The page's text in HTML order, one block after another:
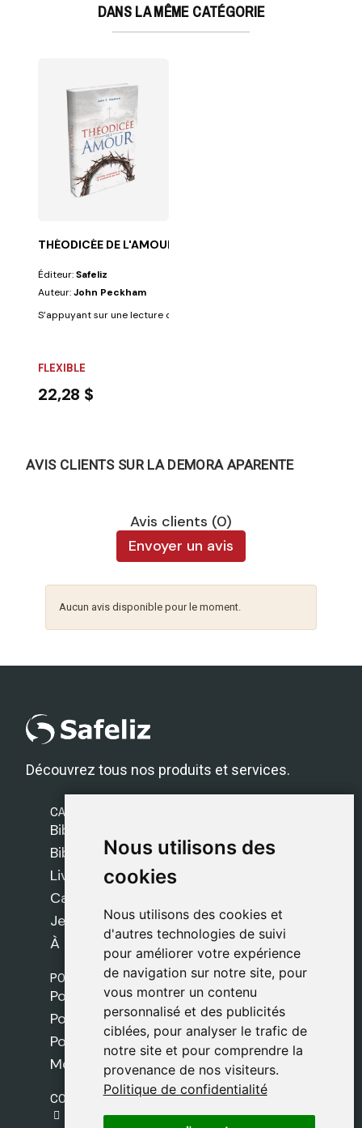
Nous utilisons des
cookies
Nous utilisons des cookies et
d'autres technologies de suivi
pour améliorer votre expérience
de navigation sur notre site, pour
vous montrer un contenu
personnalisé et des publicités
ciblées, pour analyser le trafic de
notre site et pour comprendre la
provenance de nos visiteurs.
Politique de confidentialité
Nous utilisons des
cookies
Nous utilisons des cookies et
d'autres technologies de suivi
pour améliorer votre expérience
de navigation sur notre site, pour
vous montrer un contenu
personnalisé et des publicités
ciblées, pour analyser le trafic de
notre site et pour comprendre la
provenance de nos visiteurs.
Politique de confidentialité
DANS LA MÊME CATÉGORIE
THÉODICÉE DE L'AMOUR
Éditeur:Safeliz
Auteur:John Peckham
S’appuyant sur une lecture canonique rigoureuse des Écritures, cet
FLEXIBLE
22,28 $
AVIS CLIENTS SUR LA DEMORA APARENTE
Avis clients (0)
Envoyer un avis
Aucun avis disponible pour le moment.
Découvrez tous nos produits et services.
CATÉGORIES
Bibles Safeliz
Bibles
Livres
Cadeaux
Jeux
À propos de nous
POLITIQUES
Politique de livraison
Politique de cookies
Politique de confidentialité
Mentions légales
CONTACT
gestion@safeliz.com